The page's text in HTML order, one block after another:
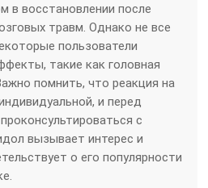
в восстановлении после
травм. Однако не все
пользователи
такие как головная
помнить, что реакция на
и перед
с
вызывает интерес и
о его популярности